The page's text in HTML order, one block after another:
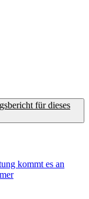
für dieses
kommt es an